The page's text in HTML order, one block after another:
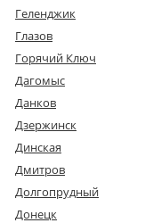
Геленджик
Глазов
Горячий Ключ
Дагомыс
Данков
Дзержинск
Динская
Дмитров
Долгопрудный
Донецк